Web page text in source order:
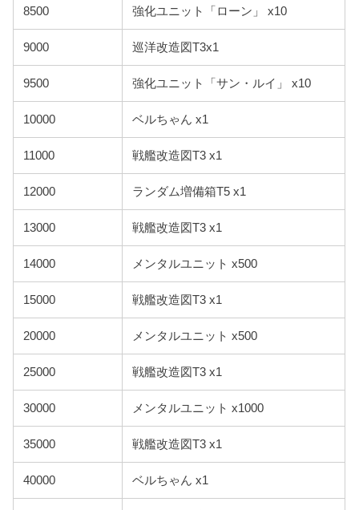
8500 強化ユニット「ローン」 x10
9000 巡洋改造図T3x1
9500 強化ユニット「サン・ルイ」 x10
10000 ベルちゃん x1
11000 戦艦改造図T3 x1
12000 ランダム増備箱T5 x1
13000 戦艦改造図T3 x1
14000 メンタルユニット x500
15000 戦艦改造図T3 x1
20000 メンタルユニット x500
25000 戦艦改造図T3 x1
30000 メンタルユニット x1000
35000 戦艦改造図T3 x1
40000 ベルちゃん x1